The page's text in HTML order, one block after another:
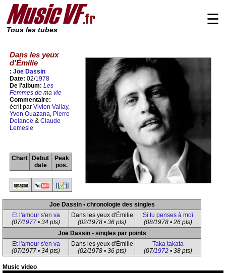
Tous les tubes
☰
Dans les yeux
d'Émilie
: Joe Dassin
Date: 02/1978
De l'album: Les
Femmes de ma vie
Commentaire:
écrit par Vivien Vallay,
Yvon Ouazana, Pierre
Delanoë & Claude
Lemesle
Chart
Debut
date
Peak
pos.
Joe Dassin • chronologie des singles
Et l'amour s'en va
(07/1977 • 34 pts)
Dans les yeux d'Émilie
(02/1978 • 36 pts)
Si tu penses à moi
(08/1978 • 26 pts)
Joe Dassin • singles par points
Et l'amour s'en va
(07/1977 • 34 pts)
Dans les yeux d'Émilie
(02/1978 • 36 pts)
Taka takata
(07/1972 • 38 pts)
Music video